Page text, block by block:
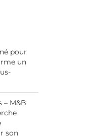
pour
un
– M&B
son